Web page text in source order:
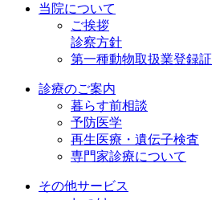
当院について
ご挨拶
診察方針
第一種動物取扱業登録証
診療のご案内
暮らす前相談
予防医学
再生医療・遺伝子検査
専門家診療について
その他サービス